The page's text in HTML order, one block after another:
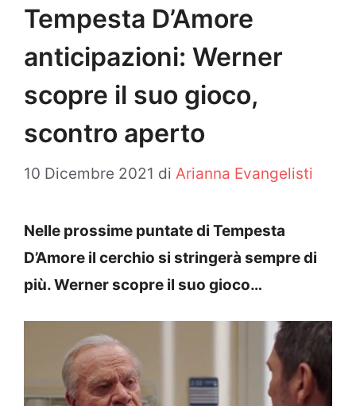
Tempesta D’Amore
anticipazioni: Werner
scopre il suo gioco,
scontro aperto
10 Dicembre 2021 di Arianna Evangelisti
Nelle prossime puntate di Tempesta
D’Amore il cerchio si stringerà sempre di
più. Werner scopre il suo gioco…